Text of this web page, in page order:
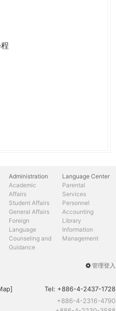
Administration
Academic
Affairs
Student Affairs
General Affairs
Foreign
Language
Counseling and
Guidance
Parental
Services
Personnel
Accounting
Library
Information
Management
Language Center
User
menu
管理登入
] Tel: +886-4-2437-1728
+886-4-2316-4790